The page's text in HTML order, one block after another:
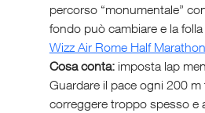
percorso “monumentale”
fondo può cambiare e la
Wizz Air Rome Half
Cosa conta: imposta lap
Guardare il pace ogni 200
correggere troppo spesso e